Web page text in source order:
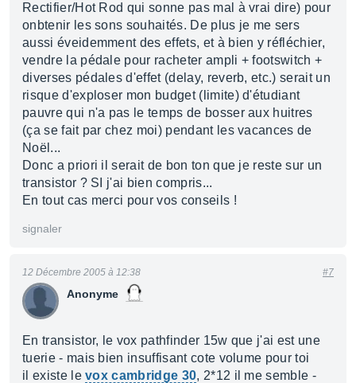
Rectifier/Hot Rod qui sonne pas mal à vrai dire) pour
onbtenir les sons souhaités. De plus je me sers
aussi éveidemment des effets, et à bien y réfléchier,
vendre la pédale pour racheter ampli + footswitch +
diverses pédales d'effet (delay, reverb, etc.) serait un
risque d'exploser mon budget (limite) d'étudiant
pauvre qui n'a pas le temps de bosser aux huitres
(ça se fait par chez moi) pendant les vacances de
Noël...
Donc a priori il serait de bon ton que je reste sur un
transistor ? SI j'ai bien compris...
En tout cas merci pour vos conseils !
signaler
Anonyme
12 Décembre 2005 à 12:38 #7
En transistor, le vox pathfinder 15w que j'ai est une
tuerie - mais bien insuffisant cote volume pour toi
il existe levox cambridge 30, 2*12 il me semble -